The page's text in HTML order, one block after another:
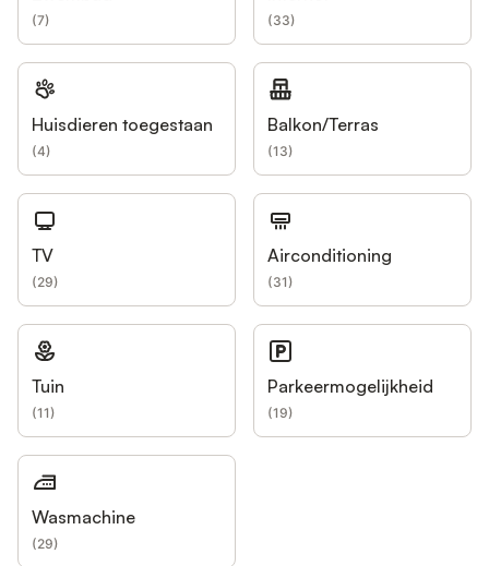
(7) (33)
Huisdieren toegestaan
(4)
Balkon/Terras
(13)
TV
(29)
Airconditioning
(31)
Tuin
(11)
Parkeermogelijkheid
(19)
Wasmachine
(29)